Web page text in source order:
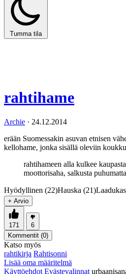
Tumma tila
rahtihame
Archie · 24.12.2014
erään Suomessakin asuvan etnisen
kellohame, jonka sisällä oleviin
rahtihameen alla kulkee
moottorisaha, salkusta
Hyödyllinen (22)Hauska (21)
+ Arvio
171
6
Kommentit (0)
Katso myös
rahtikirja Rahtisonni
Lisää oma määritelmä
Käyttöehdot Evästevalinnat